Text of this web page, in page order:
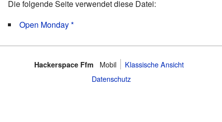
Die folgende Seite verwendet diese Datei:
Open Monday *
Hackerspace Ffm Mobil
Klassische Ansicht
Datenschutz